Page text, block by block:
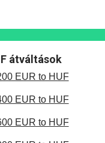
átváltások
EUR to HUF
EUR to HUF
EUR to HUF